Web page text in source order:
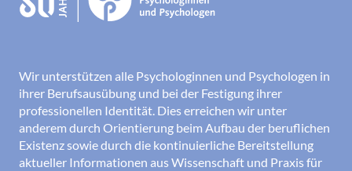
Wir unterstützen alle Psychologinnen und Psychologen in
ihrer Berufsausübung und bei der Festigung ihrer
professionellen Identität. Dies erreichen wir unter
anderem durch Orientierung beim Aufbau der beruflichen
Existenz sowie durch die kontinuierliche Bereitstellung
aktueller Informationen aus Wissenschaft und Praxis für